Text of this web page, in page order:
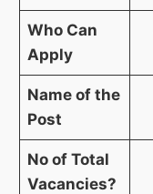
Who Can
Apply
Name of the
Post
No of Total
Vacancies?